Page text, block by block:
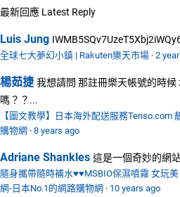
最新回應 Latest Reply
Luis Jung
全球七大夢幻小鎮 | Rakuten樂天市場 · 2
楊茹捷 我想請問 那註冊樂天帳號的時
嗎？？...
【圖文教學】日本海外配送服務Tenso.com
購物網 · 8 years ago
Adriane Shankles 這是一個奇妙的網
隨身攜帶隨時補水♥♥MSBIO保濕噴霧 女玩
網-日本No.1的網路購物網 · 10 years ago